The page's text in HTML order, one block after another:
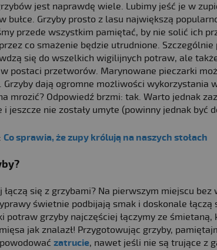
jest naprawdę wiele. Lubimy jeść je w
bułce. Grzyby prosto z lasu największą
przede wszystkim pamiętać, by nie solić ich
co smażenie będzie utrudnione.
się do wszelkich wigilijnych potraw, ale
postaci przetworów. Marynowane pieczarki
Grzyby dają ogromne możliwości wykorzystania
mrozić? Odpowiedź brzmi: tak. Warto jednak
jeszcze nie zostały umyte (powinny jednak być
Co sprawia, że zupy królują na naszych stołach
łączą się z grzybami? Na pierwszym miejscu
świetnie podbijają smak i doskonale
potraw grzyby najczęściej łączymy ze
jak znalazł! Przygotowując grzyby,
zatrucie, nawet jeśli nie są trujące z